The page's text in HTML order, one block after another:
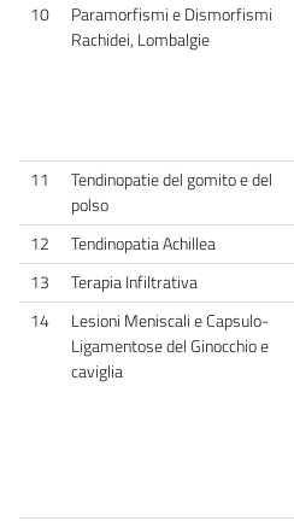
10
Paramorfismi e Dismorfismi
Rachidei, Lombalgie
11
Tendinopatie del gomito e del
polso
12 Tendinopatia Achillea
13
Terapia Infiltrativa
14
Lesioni Meniscali e Capsulo-
Ligamentose del Ginocchio e
caviglia